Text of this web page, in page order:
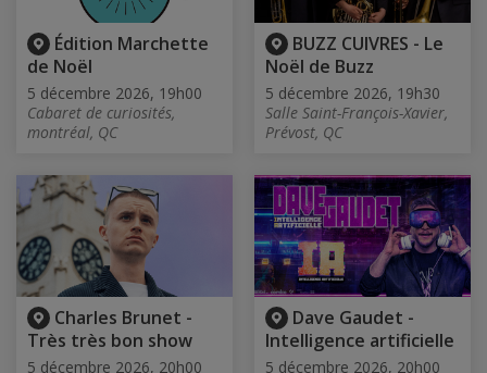
Édition Marchette
de Noël
5 décembre 2026, 19h00
Cabaret de curiosités,
montréal, QC
BUZZ CUIVRES - Le
Noël de Buzz
5 décembre 2026, 19h30
Salle Saint-François-Xavier,
Prévost, QC
Charles Brunet -
Très très bon show
5 décembre 2026, 20h00
Dave Gaudet -
Intelligence artificielle
5 décembre 2026, 20h00